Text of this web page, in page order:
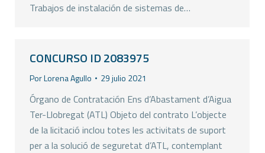
Trabajos de instalación de sistemas de…
CONCURSO ID 2083975
PorLorena Agullo 29 julio 2021
Órgano de Contratación Ens d’Abastament d’Aigua
Ter-Llobregat (ATL) Objeto del contrato L’objecte
de la licitació inclou totes les activitats de suport
per a la solució de seguretat d’ATL, contemplant